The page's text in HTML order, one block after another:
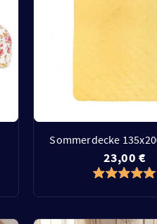
Sommerdecke
23,00 €